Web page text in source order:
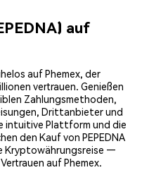
auf
auf Phemex, der
vertrauen. Genießen
Zahlungsmethoden,
Drittanbieter und
intuitive Plattform und die
den Kauf von PEPEDNA
Kryptowährungsreise —
auf Phemex.